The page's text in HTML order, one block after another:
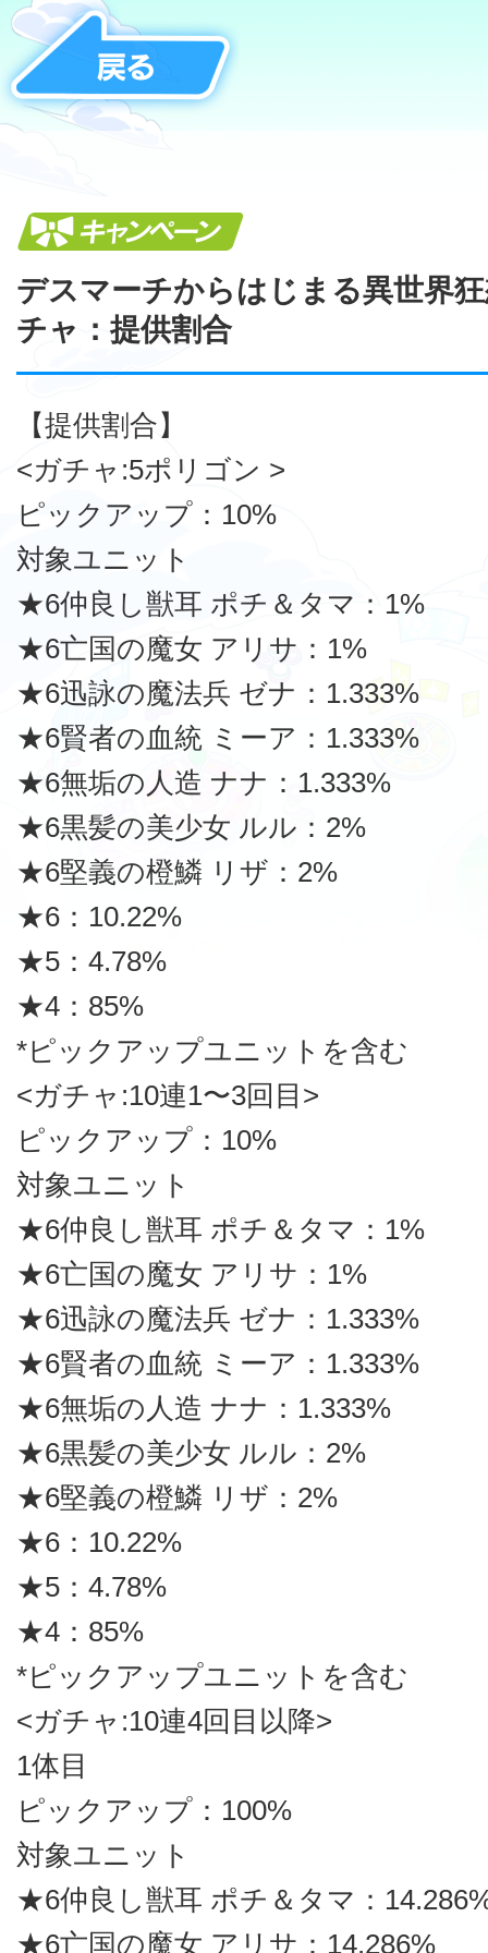
デスマーチからはじまる異世界
チャ：提供割合
【提供割合】
<ガチャ:5ポリゴン >
ピックアップ：10%
対象ユニット
★6仲良し獣耳 ポチ＆タマ：1%
★6亡国の魔女 アリサ：1%
★6迅詠の魔法兵 ゼナ：1.333%
★6賢者の血統 ミーア：1.333%
★6無垢の人造 ナナ：1.333%
★6黒髪の美少女 ルル：2%
★6堅義の橙鱗 リザ：2%
★6：10.22%
★5：4.78%
★4：85%
*ピックアップユニットを含む
<ガチャ:10連1〜3回目>
ピックアップ：10%
対象ユニット
★6仲良し獣耳 ポチ＆タマ：1%
★6亡国の魔女 アリサ：1%
★6迅詠の魔法兵 ゼナ：1.333%
★6賢者の血統 ミーア：1.333%
★6無垢の人造 ナナ：1.333%
★6黒髪の美少女 ルル：2%
★6堅義の橙鱗 リザ：2%
★6：10.22%
★5：4.78%
★4：85%
*ピックアップユニットを含む
<ガチャ:10連4回目以降>
1体目
ピックアップ：100%
対象ユニット
★6仲良し獣耳 ポチ＆タマ：
★6亡国の魔女 アリサ：14.286%